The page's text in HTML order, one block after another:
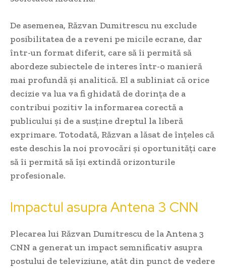
De asemenea, Răzvan Dumitrescu nu exclude
posibilitatea de a reveni pe micile ecrane, dar
într-un format diferit, care să îi permită să
abordeze subiectele de interes într-o manieră
mai profundă și analitică. El a subliniat că orice
decizie va lua va fi ghidată de dorința de a
contribui pozitiv la informarea corectă a
publicului și de a susține dreptul la liberă
exprimare. Totodată, Răzvan a lăsat de înțeles că
este deschis la noi provocări și oportunități care
să îi permită să își extindă orizonturile
profesionale.
Impactul asupra Antena 3 CNN
Plecarea lui Răzvan Dumitrescu de la Antena 3
CNN a generat un impact semnificativ asupra
postului de televiziune, atât din punct de vedere